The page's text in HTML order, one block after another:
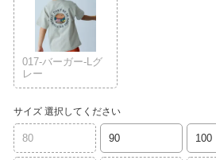
017-バーガー-Lグ
レー
サイズ 選択してください
80 90 100